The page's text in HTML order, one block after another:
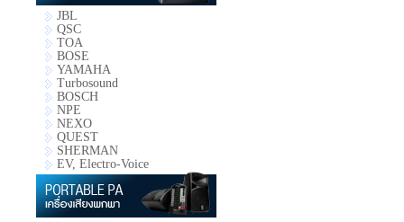
JBL
QSC
TOA
BOSE
YAMAHA
Turbosound
BOSCH
NPE
NEXO
QUEST
SHERMAN
EV, Electro-Voice